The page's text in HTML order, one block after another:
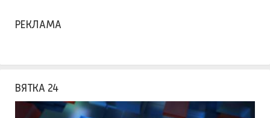
РЕКЛАМА
ВЯТКА 24